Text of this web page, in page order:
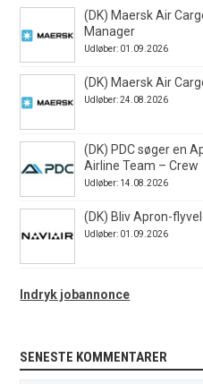
(DK) Maersk Air
Manager
Udløber: 01.09.2026
(DK) Maersk Air
Udløber: 24.08.2026
(DK) PDC søger en
Airline Team – Crew
Udløber: 14.08.2026
(DK) Bliv Apron-
Udløber: 01.09.2026
Indryk jobannonce
SENESTE KOMMENTARER